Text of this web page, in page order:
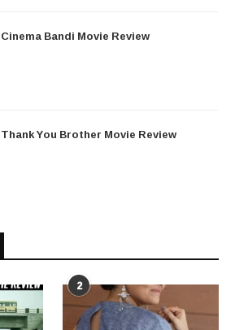
Cinema Bandi Movie Review
Thank You Brother Movie Review
2